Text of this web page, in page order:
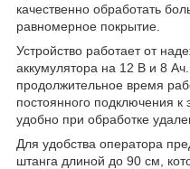
качественно обработать
равномерное покрытие.
Устройство работает от
аккумулятора на 12 В и 8
продолжительное время
постоянного подключения к
удобно при обработке
Для удобства оператора
штанга длиной до 90 см,